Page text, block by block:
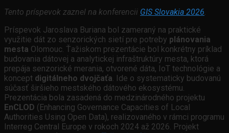
Tento príspevok zaznel na konferencii GIS Slovakia 2026.
Príspevok Jaroslava Buriana bol zameraný na praktické
využitie dát zo senzorických sietí pre potreby plánovania
mesta Olomouc. Ťažiskom prezentácie bol konkrétny príklad
budovania dátovej a analytickej infraštruktúry mesta, ktorá
prepája senzorické merania, otvorené dáta, IoT technológie a
koncept digitálneho dvojčaťa. Ide o systematicky budovanú
súčasť širšieho mestského dátového ekosystému.
Prezentácia bola zasadená do medzinárodného projektu
EnCLOD (Enhancing Governance Capacities of Local
Authorities Using Open Data), realizovaného v rámci programu
Interreg Central Europe v rokoch 2024 až 2026. Projekt